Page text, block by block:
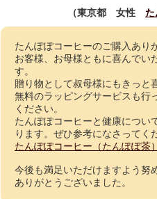
（東京都 女性 た
たんぽぽコーヒーのご購入あり
お客様、お母様ともに喜んでい
す。
贈り物として叔母様にもきっと
無料のラッピングサービスも行
ください。
たんぽぽコーヒーと健康につい
ります。ぜひ参考になさってく
たんぽぽコーヒー（たんぽぽ茶
今後も満足いただけますよう努
ありがとうございました。